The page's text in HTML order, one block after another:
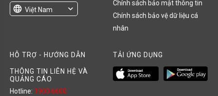
language Việt Nam
expand_more
Chính sách bảo mật thông tin
Chính sách bảo vệ dữ liệu cá
nhân
HỖ TRỢ - HƯỚNG DẪN
THÔNG TIN LIÊN HỆ VÀ
QUẢNG CÁO
Hotline: 1900 6600
TẢI ỨNG DỤNG